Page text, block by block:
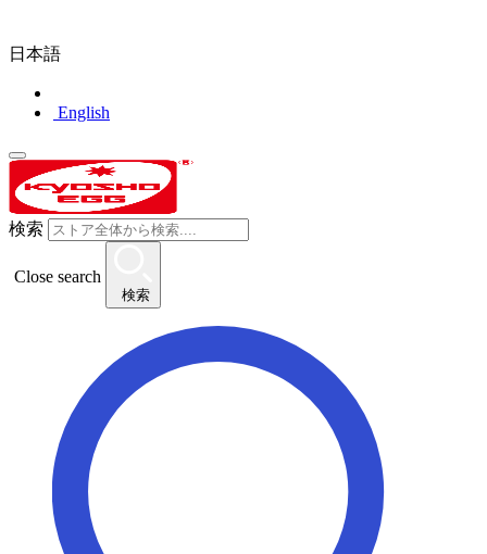
日本語
English
検索
Close search
検索